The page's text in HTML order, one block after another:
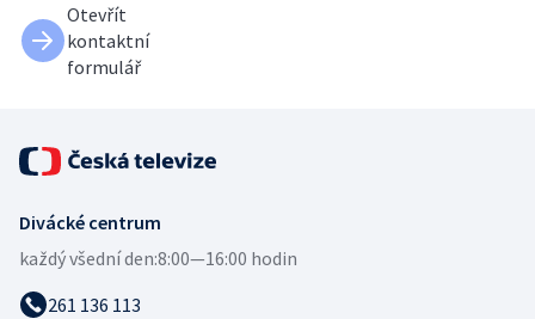
Otevřít
kontaktní
formulář
Divácké centrum
každý všední den:8:00—16:00 hodin
261 136 113